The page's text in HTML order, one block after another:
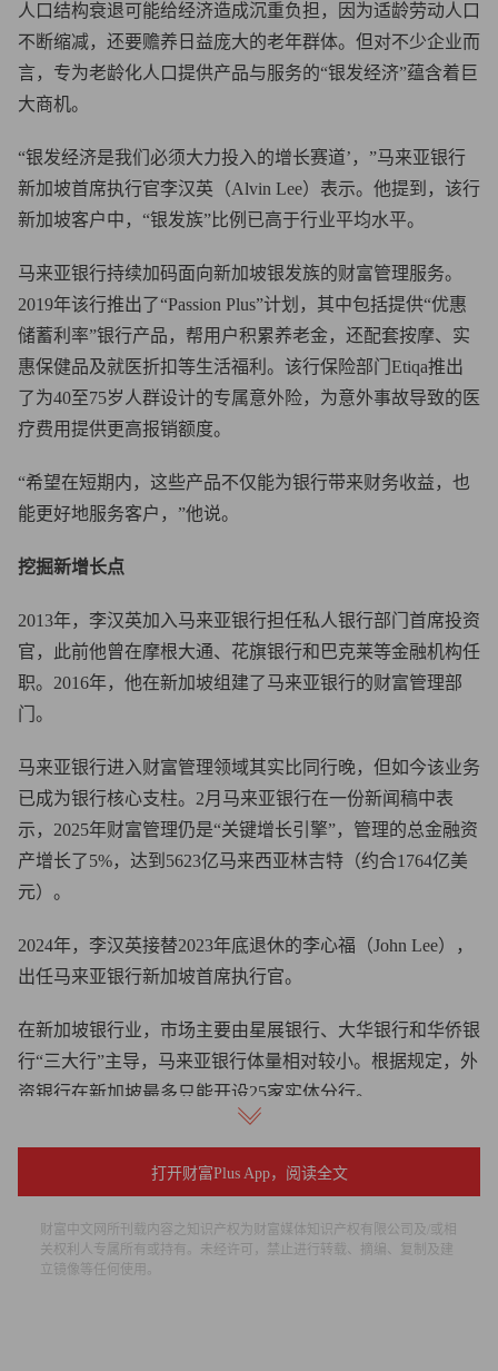
人口结构衰退可能给经济造成沉重负担，因为适龄劳动人口
不断缩减，还要赡养日益庞大的老年群体。但对不少企业而
言，专为老龄化人口提供产品与服务的“银发经济”蕴含着巨
大商机。
“银发经济是我们必须大力投入的增长赛道’，”马来亚银行
新加坡首席执行官李汉英（Alvin Lee）表示。他提到，该行
新加坡客户中，“银发族”比例已高于行业平均水平。
马来亚银行持续加码面向新加坡银发族的财富管理服务。
2019年该行推出了“Passion Plus”计划，其中包括提供“优惠
储蓄利率”银行产品，帮用户积累养老金，还配套按摩、实
惠保健品及就医折扣等生活福利。该行保险部门Etiqa推出
了为40至75岁人群设计的专属意外险，为意外事故导致的医
疗费用提供更高报销额度。
“希望在短期内，这些产品不仅能为银行带来财务收益，也
能更好地服务客户，”他说。
挖掘新增长点
2013年，李汉英加入马来亚银行担任私人银行部门首席投资
官，此前他曾在摩根大通、花旗银行和巴克莱等金融机构任
职。2016年，他在新加坡组建了马来亚银行的财富管理部
门。
马来亚银行进入财富管理领域其实比同行晚，但如今该业务
已成为银行核心支柱。2月马来亚银行在一份新闻稿中表
示，2025年财富管理仍是“关键增长引擎”，管理的总金融资
产增长了5%，达到5623亿马来西亚林吉特（约合1764亿美
元）。
2024年，李汉英接替2023年底退休的李心福（John Lee），
出任马来亚银行新加坡首席执行官。
在新加坡银行业，市场主要由星展银行、大华银行和华侨银
行“三大行”主导，马来亚银行体量相对较小。根据规定，外
资银行在新加坡最多只能开设25家实体分行。
“我们永远无法跟星展银行这样的巨头竞争，”李汉英坦言，
“必须选择正确的赛道发力。”
尽管如此，目前新加坡市场仍贡献了马来亚银行年收入的
20%。李汉英希望到2030年将比例提升至30%。“我们必须
打开财富Plus App，阅读全文
财富中文网所刊载内容之知识产权为财富媒体知识产权有限公司及/或相
关权利人专属所有或持有。未经许可，禁止进行转载、摘编、复制及建
立镜像等任何使用。